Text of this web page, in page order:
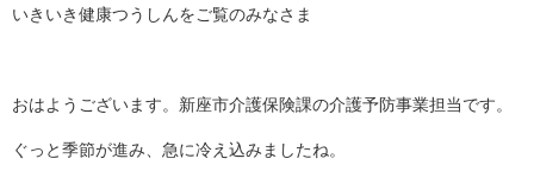
いきいき健康つうしんをご覧のみなさま
おはようございます。新座市介護保険課の介護予防事業担当です。
ぐっと季節が進み、急に冷え込みましたね。